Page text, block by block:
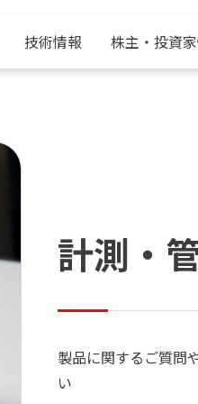
技術情報 株主・投資
採用について計測・
製品に関するご質問
い